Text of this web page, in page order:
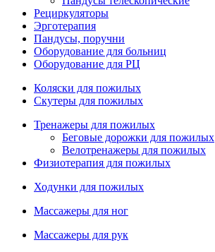
Рециркуляторы
Эрготерапия
Пандусы, поручни
Оборудование для больниц
Оборудование для РЦ
Коляски для пожилых
Скутеры для пожилых
Тренажеры для пожилых
Беговые дорожки для пожилых
Велотренажеры для пожилых
Физиотерапия для пожилых
Ходунки для пожилых
Массажеры для ног
Массажеры для рук